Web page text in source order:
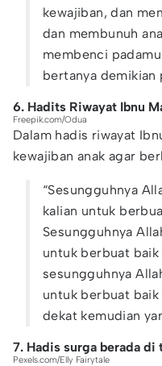
kewajiban, dan
dan membunuh
membenci
bertanya demikian
6. Hadits Riwayat Ibnu
Freepik.com/Odua
Dalam hadis riwayat
kewajiban anak agar
“Sesungguhnya
kalian untuk
Sesungguhnya
untuk berbuat baik
sesungguhnya
untuk berbuat
dekat kemudian
7. Hadis surga berada di
Pexels.com/Elly Fairytale